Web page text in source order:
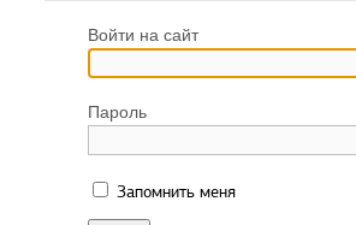
Войти на сайт
Пароль
Запомнить меня